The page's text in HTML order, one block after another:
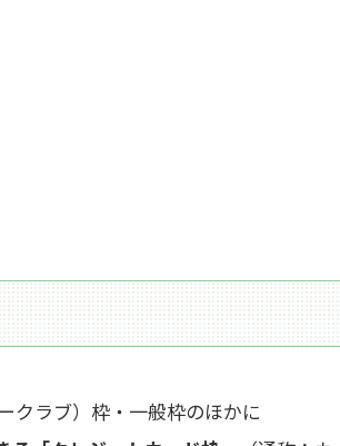
クラブ）枠・一般枠のほかに